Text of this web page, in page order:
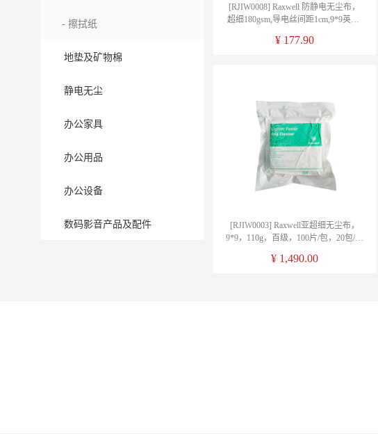
- 擦拭纸
地垫及矿物棉
静电无尘
办公家具
办公用品
办公设备
数码影音产品及配件
[RJIW0008] Raxwell 防静电无尘布，
超细180gsm,导电丝间距1cm,9*9英寸,
¥ 177.90
[RJIW0003] Raxwell亚超细无尘布，
9*9，110g，百级，100片/包，20包/箱
¥ 1,490.00